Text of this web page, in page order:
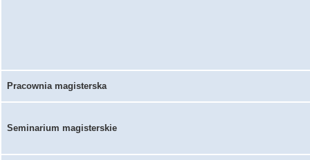
Pracownia magisterska
Seminarium magisterskie